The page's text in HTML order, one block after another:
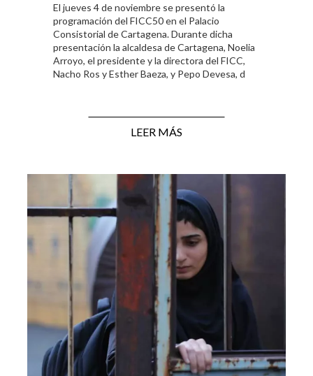
El jueves 4 de noviembre se presentó la
programación del FICC50 en el Palacio
Consistorial de Cartagena. Durante dicha
presentación la alcaldesa de Cartagena, Noelia
Arroyo, el presidente y la directora del FICC,
Nacho Ros y Esther Baeza, y Pepo Devesa, d
LEER MÁS